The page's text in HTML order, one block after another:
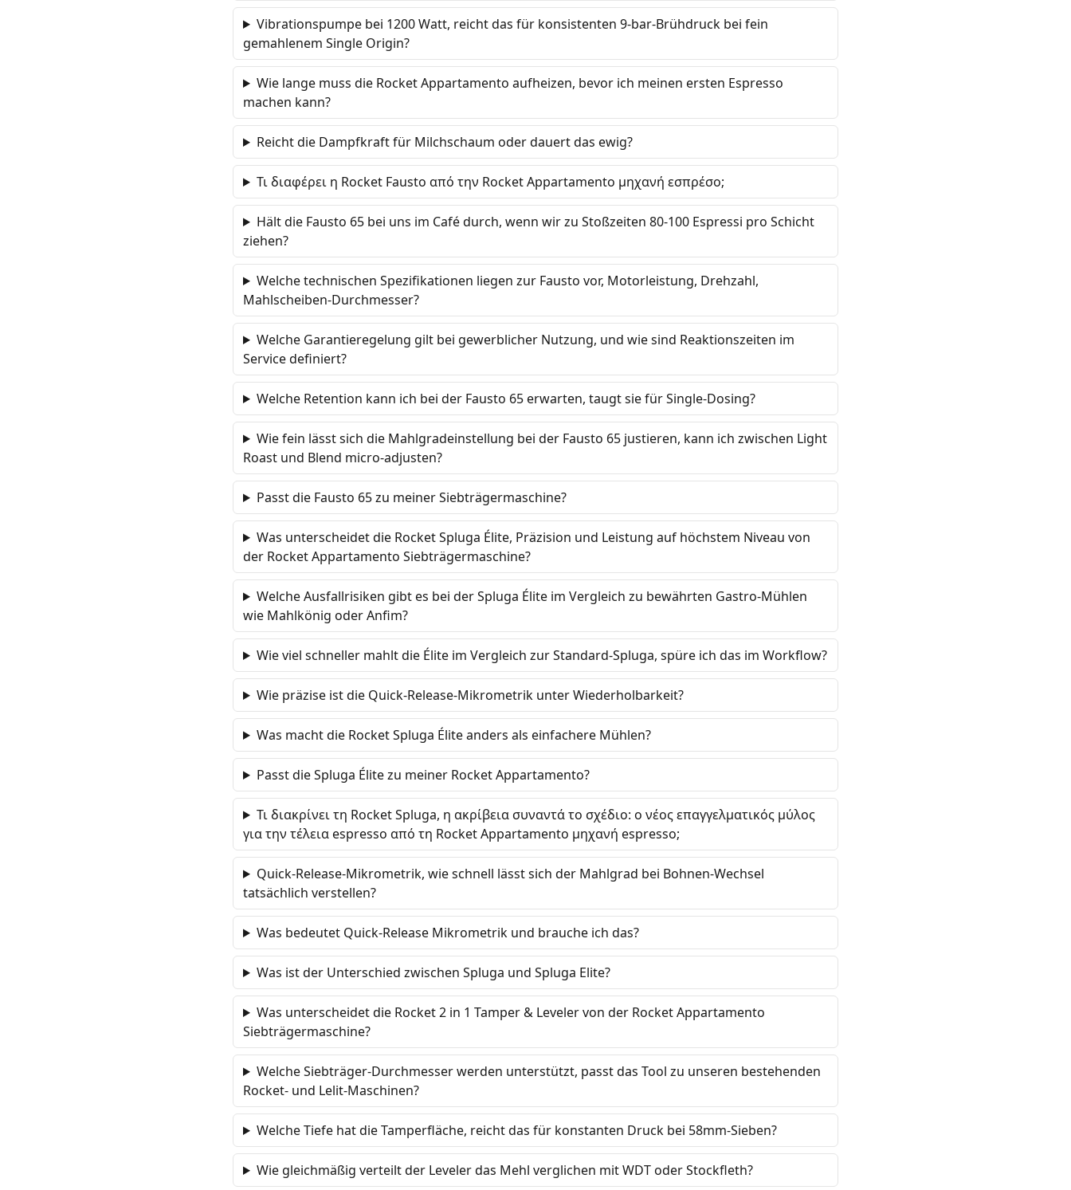
Vibrationspumpe bei 1200 Watt, reicht das für konsistenten 9-bar-Brühdruck bei fein
gemahlenem Single Origin?
Wie lange muss die Rocket Appartamento aufheizen, bevor ich meinen ersten Espresso
machen kann?
Reicht die Dampfkraft für Milchschaum oder dauert das ewig?
Τι διαφέρει η Rocket Fausto από την Rocket Appartamento μηχανή εσπρέσο;
Hält die Fausto 65 bei uns im Café durch, wenn wir zu Stoßzeiten 80-100 Espressi pro Schicht
ziehen?
Welche technischen Spezifikationen liegen zur Fausto vor, Motorleistung, Drehzahl,
Mahlscheiben-Durchmesser?
Welche Garantieregelung gilt bei gewerblicher Nutzung, und wie sind Reaktionszeiten im
Service definiert?
Welche Retention kann ich bei der Fausto 65 erwarten, taugt sie für Single-Dosing?
Wie fein lässt sich die Mahlgradeinstellung bei der Fausto 65 justieren, kann ich zwischen Light
Roast und Blend micro-adjusten?
Passt die Fausto 65 zu meiner Siebträgermaschine?
Was unterscheidet die Rocket Spluga Élite, Präzision und Leistung auf höchstem Niveau von
der Rocket Appartamento Siebträgermaschine?
Welche Ausfallrisiken gibt es bei der Spluga Élite im Vergleich zu bewährten Gastro-Mühlen
wie Mahlkönig oder Anfim?
Wie viel schneller mahlt die Élite im Vergleich zur Standard-Spluga, spüre ich das im Workflow?
Wie präzise ist die Quick-Release-Mikrometrik unter Wiederholbarkeit?
Was macht die Rocket Spluga Élite anders als einfachere Mühlen?
Passt die Spluga Élite zu meiner Rocket Appartamento?
Τι διακρίνει τη Rocket Spluga, η ακρίβεια συναντά το σχέδιο: ο νέος επαγγελματικός μύλος
για την τέλεια espresso από τη Rocket Appartamento μηχανή espresso;
Quick-Release-Mikrometrik, wie schnell lässt sich der Mahlgrad bei Bohnen-Wechsel
tatsächlich verstellen?
Was bedeutet Quick-Release Mikrometrik und brauche ich das?
Was ist der Unterschied zwischen Spluga und Spluga Elite?
Was unterscheidet die Rocket 2 in 1 Tamper & Leveler von der Rocket Appartamento
Siebträgermaschine?
Welche Siebträger-Durchmesser werden unterstützt, passt das Tool zu unseren bestehenden
Rocket- und Lelit-Maschinen?
Welche Tiefe hat die Tamperfläche, reicht das für konstanten Druck bei 58mm-Sieben?
Wie gleichmäßig verteilt der Leveler das Mehl verglichen mit WDT oder Stockfleth?